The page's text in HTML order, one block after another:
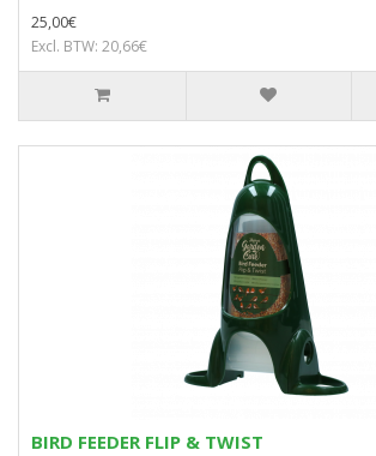
25,00€
Excl. BTW: 20,66€
BIRD FEEDER FLIP & TWIST